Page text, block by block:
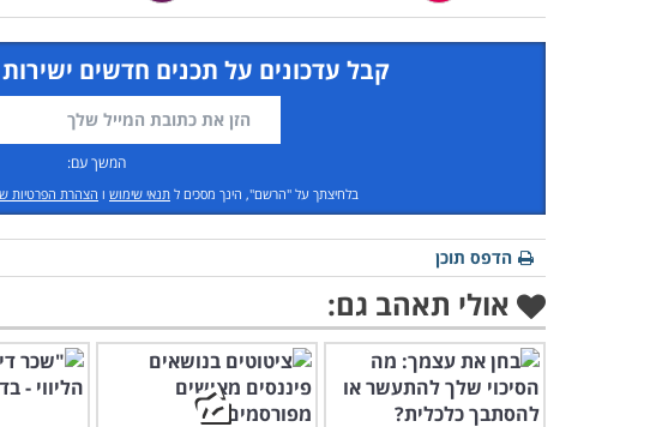
קבל עדכונים על תכנים חדשים
המשך עם:
בלחיצתך על "הרשם", הינך מסכים ל תנאי שימוש ו הצהרת הפרטיות
הדפס תוכן
אולי תאהב גם: